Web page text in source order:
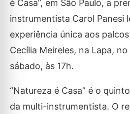
é Casa”, em São Paulo, a
instrumentista Carol Panesi
experiência única aos
Cecília Meireles, na Lapa,
sábado, às 17h.
“Natureza é Casa” é o
da multi-instrumentista. O